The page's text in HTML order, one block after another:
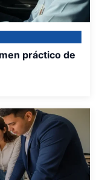
práctico de